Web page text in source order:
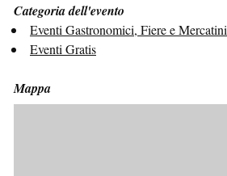
Categoria dell'evento
Eventi Gastronomici, Fiere e Mercatini
Eventi Gratis
Mappa